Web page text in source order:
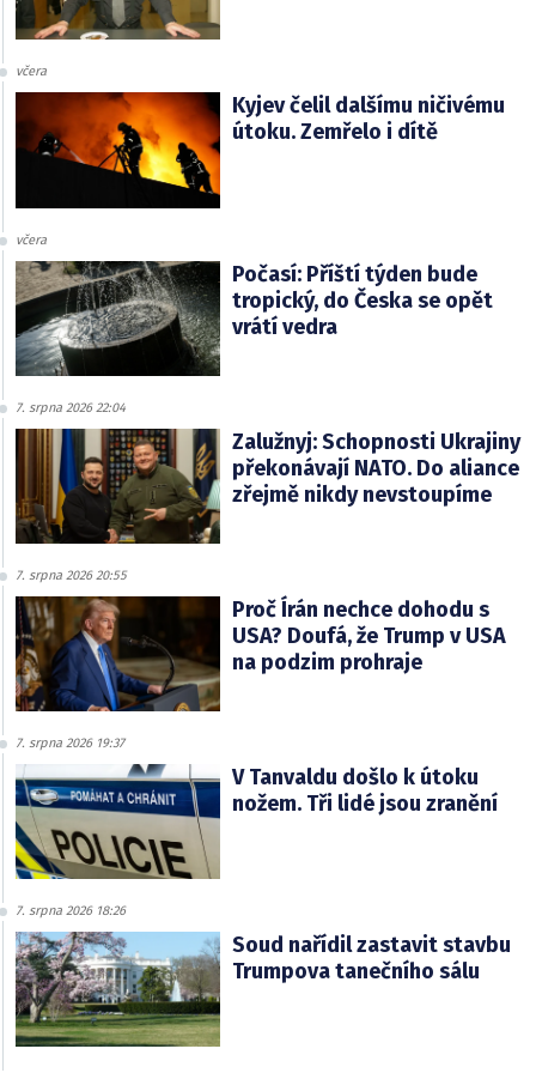
včera
Kyjev čelil dalšímu ničivému
útoku. Zemřelo i dítě
včera
Počasí: Příští týden bude
tropický, do Česka se opět
vrátí vedra
7. srpna 2026 22:04
Zalužnyj: Schopnosti Ukrajiny
překonávají NATO. Do aliance
zřejmě nikdy nevstoupíme
7. srpna 2026 20:55
Proč Írán nechce dohodu s
USA? Doufá, že Trump v USA
na podzim prohraje
7. srpna 2026 19:37
V Tanvaldu došlo k útoku
nožem. Tři lidé jsou zranění
7. srpna 2026 18:26
Soud nařídil zastavit stavbu
Trumpova tanečního sálu